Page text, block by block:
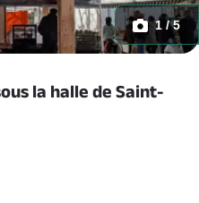
msl -
1 / 5
la halle de Saint-